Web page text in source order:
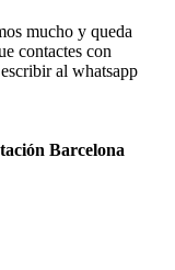
mucho y queda
contactes con
al whatsapp
Barcelona